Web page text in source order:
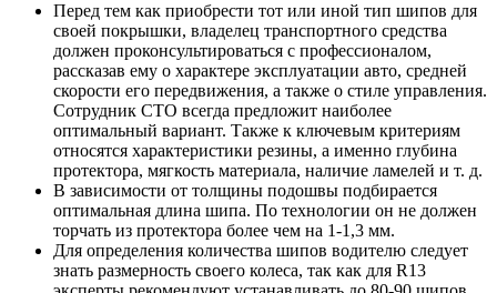
Перед тем как приобрести тот или иной тип шипов для
своей покрышки, владелец транспортного средства
должен проконсультироваться с профессионалом,
рассказав ему о характере эксплуатации авто, средней
скорости его передвижения, а также о стиле управления.
Сотрудник СТО всегда предложит наиболее
оптимальный вариант. Также к ключевым критериям
относятся характеристики резины, а именно глубина
протектора, мягкость материала, наличие ламелей и т. д.
В зависимости от толщины подошвы подбирается
оптимальная длина шипа. По технологии он не должен
торчать из протектора более чем на 1-1,3 мм.
Для определения количества шипов водителю следует
знать размерность своего колеса, так как для R13